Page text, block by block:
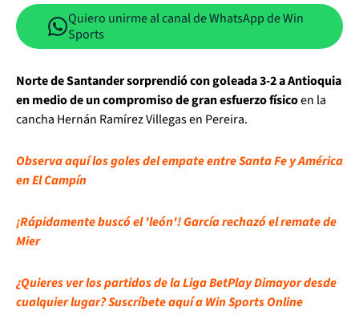
Quiero unirme al canal de WhatsApp de Win
Sports
Norte de Santander sorprendió con goleada 3-2 a Antioquia
en medio de un compromiso de gran esfuerzo físicoen la
cancha Hernán Ramírez Villegas en Pereira.
Observa aquí los goles del empate entre Santa Fe y América
en El Campín
¡Rápidamente buscó el 'león'! García rechazó el remate de
Mier
¿Quieres ver los partidos de la Liga BetPlay Dimayor desde
cualquier lugar? Suscríbete aquí a Win Sports Online